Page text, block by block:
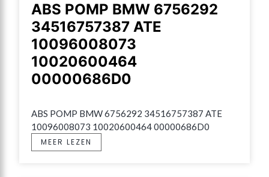
ABS POMP BMW 6756292
34516757387 ATE
10096008073
10020600464
00000686D0
ABS POMP BMW 6756292 34516757387 ATE
10096008073 10020600464 00000686D0
MEER LEZEN